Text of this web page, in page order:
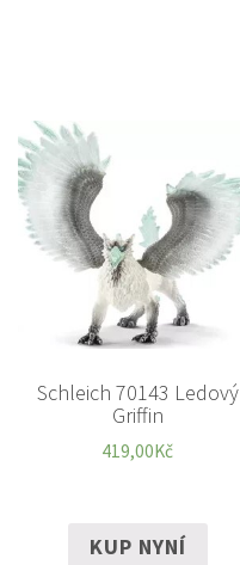
Schleich 70143 Ledový
Griffin
419,00Kč
KUP NYNÍ